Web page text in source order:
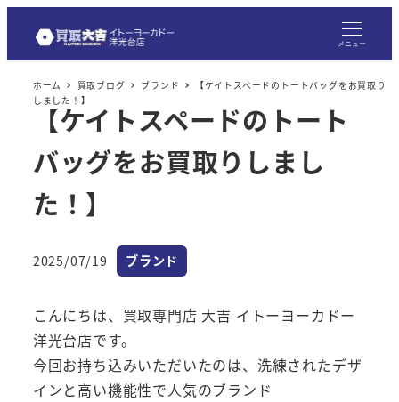
メニュー
ホーム 買取ブログ ブランド
【ケイトスペードのトートバッグをお買取り
しました！】
【ケイトスペードのトート
バッグをお買取りしまし
た！】
投稿日
2025/07/19 カテゴリー
ブランド
こんにちは、買取専門店 大吉 イトーヨーカドー
洋光台店です。
今回お持ち込みいただいたのは、洗練されたデザ
インと高い機能性で人気のブランド